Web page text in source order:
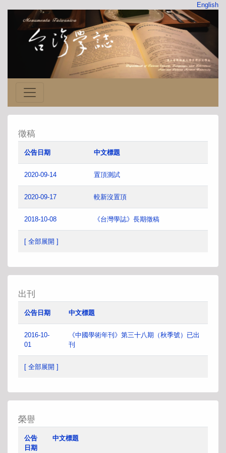
English
徵稿
公告日期 中文標題
2020-09-14 置頂測試
2020-09-17 較新沒置頂
2018-10-08 《台灣學誌》長期徵稿
[ 全部展開 ]
出刊
公告日期 中文標題
2016-10-
01
《中國學術年刊》第三十八期（秋季號）已出
刊
[ 全部展開 ]
榮譽
公告
日期
中文標題